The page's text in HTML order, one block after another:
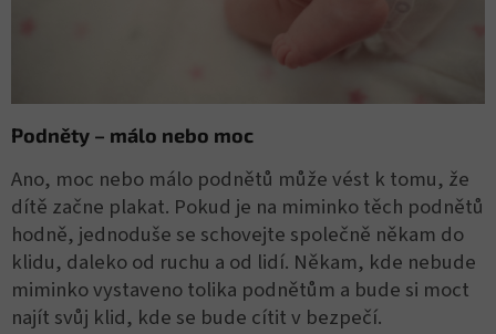
Podněty – málo nebo moc
Ano, moc nebo málo podnětů může vést k tomu, že
dítě začne plakat. Pokud je na miminko těch podnětů
hodně, jednoduše se schovejte společně někam do
klidu, daleko od ruchu a od lidí. Někam, kde nebude
miminko vystaveno tolika podnětům a bude si moct
najít svůj klid, kde se bude cítit v bezpečí.